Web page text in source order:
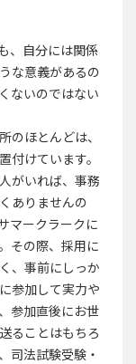
、自分には関係
な意義があるの
ないのではない
ほとんどは、
付けています。
がいれば、事務
ありませんの
マークラークに
その際、採用に
、事前にしっか
参加して実力や
参加直後にお世
ることはもちろ
司法試験受験・